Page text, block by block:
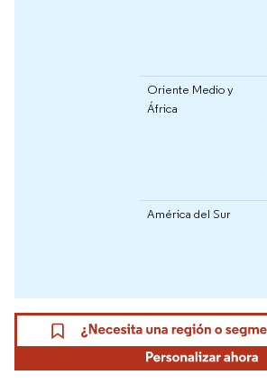
Oriente Medio y
África
América del Sur